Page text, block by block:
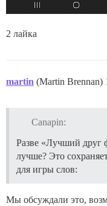
2 лайка
martin (Martin Brennan)
Canapin:
Разве «Лучший друг
лучше? Это
для игры слов:
Мы обсуждали это,